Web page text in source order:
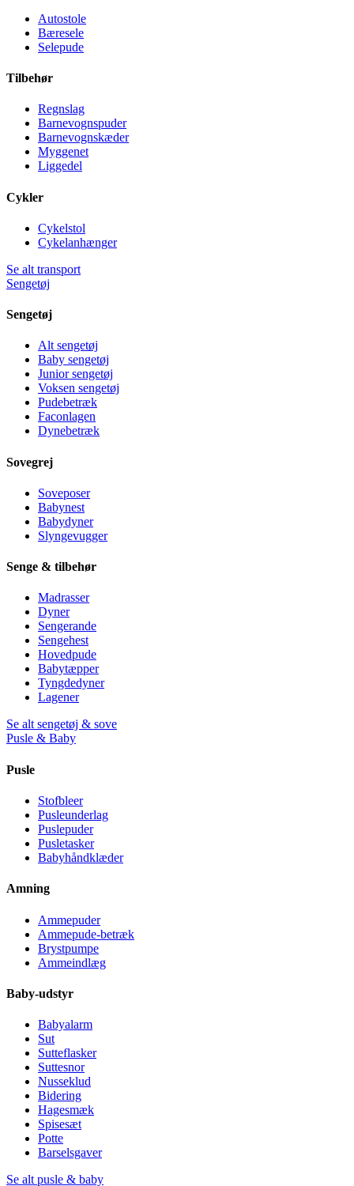
Autostole
Bæresele
Selepude
Tilbehør
Regnslag
Barnevognspuder
Barnevognskæder
Myggenet
Liggedel
Cykler
Cykelstol
Cykelanhænger
Se alt transport
Sengetøj
Sengetøj
Alt sengetøj
Baby sengetøj
Junior sengetøj
Voksen sengetøj
Pudebetræk
Faconlagen
Dynebetræk
Sovegrej
Soveposer
Babynest
Babydyner
Slyngevugger
Senge & tilbehør
Madrasser
Dyner
Sengerande
Sengehest
Hovedpude
Babytæpper
Tyngdedyner
Lagener
Se alt sengetøj & sove
Pusle & Baby
Pusle
Stofbleer
Pusleunderlag
Puslepuder
Pusletasker
Babyhåndklæder
Amning
Ammepuder
Ammepude-betræk
Brystpumpe
Ammeindlæg
Baby-udstyr
Babyalarm
Sut
Sutteflasker
Suttesnor
Nusseklud
Bidering
Hagesmæk
Spisesæt
Potte
Barselsgaver
Se alt pusle & baby